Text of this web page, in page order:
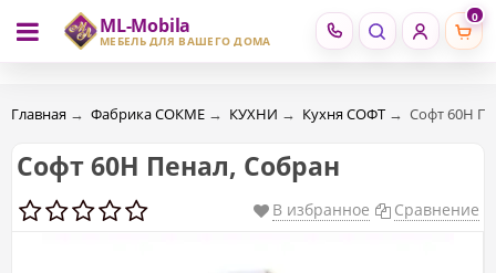
ML-Mobila
МЕБЕЛЬ ДЛЯ ВАШЕГО ДОМА
0
RU RO
Главная → Фабрика СОКМЕ → КУХНИ → Кухня СОФТ → Софт 60Н
Софт 60Н Пенал, Собран
В избранное Сравнение